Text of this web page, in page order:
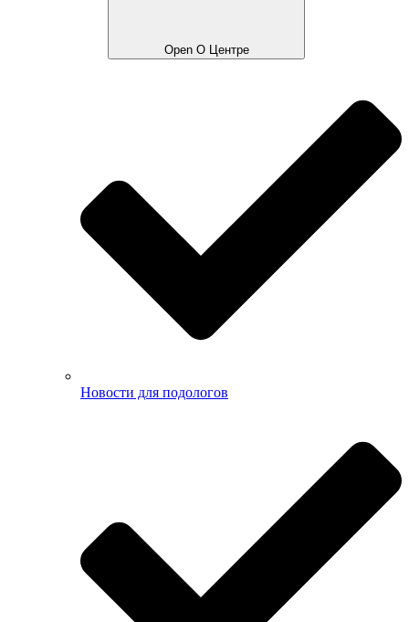
Open О Центре
Новости для подологов